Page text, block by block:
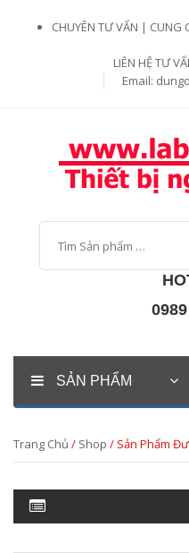
CHUYÊN TƯ VẤN | CUNG
LIÊN HỆ TƯ
Email:
SẢN PHẨM
Trang Chủ / Shop / Sản Phẩm